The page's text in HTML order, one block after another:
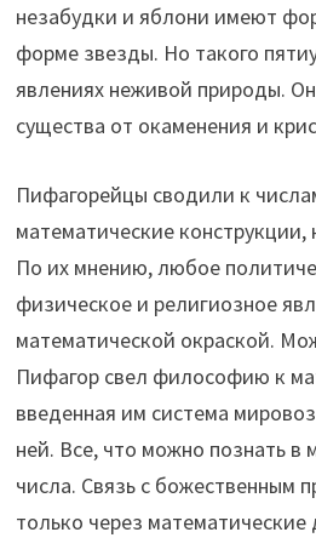
незабудки и яблони имеют
форме звезды. Но такого
явлениях неживой природы.
существа от окаменения и
Пифагорейцы сводили к
математические конструкции,
По их мнению, любое
физическое и религиозное
математической окраской.
Пифагор свел философию к
введенная им система
ней. Все, что можно познать в
числа. Связь с божественным
только через математические